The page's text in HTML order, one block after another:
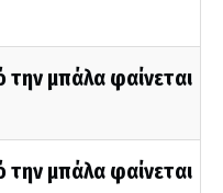
μπάλα φαίνεται
μπάλα φαίνεται